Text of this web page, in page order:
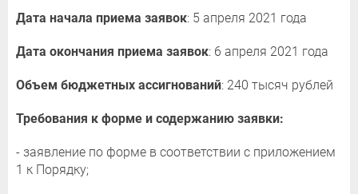
Дата начала приема заявок: 5 апреля 2021 года
Дата окончания приема заявок: 6 апреля 2021 года
Объем бюджетных ассигнований: 240 тысяч рублей
Требования к форме и содержанию заявки:
- заявление по форме в соответствии с приложением
1 к Порядку;